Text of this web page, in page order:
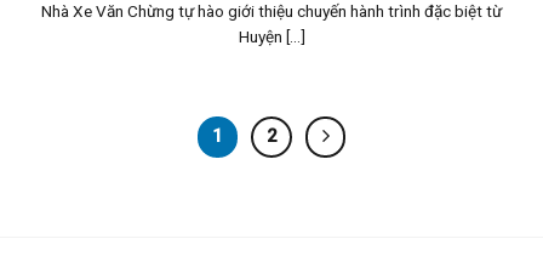
Nhà Xe Văn Chừng tự hào giới thiệu chuyến hành trình đặc biệt từ
Huyện [...]
1 2